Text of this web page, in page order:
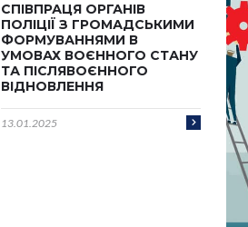
СПІВПРАЦЯ ОРГАНІВ
ПОЛІЦІЇ З ГРОМАДСЬКИМИ
ФОРМУВАННЯМИ В
УМОВАХ ВОЄННОГО СТАНУ
ТА ПІСЛЯВОЄННОГО
ВІДНОВЛЕННЯ
13.01.2025